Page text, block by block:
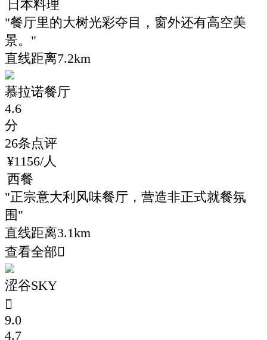
日本料理
"餐厅里的大树光彩夺目，窗外还有高空美
景。 "
直线距离7.2km
慕拉诺餐厅
4.6
分
26条点评
¥1156/人
西餐
"正宗意大利风味餐厅，营造非正式就餐氛
围"
直线距离3.1km
查看全部
涩谷SKY

9.0
4.7